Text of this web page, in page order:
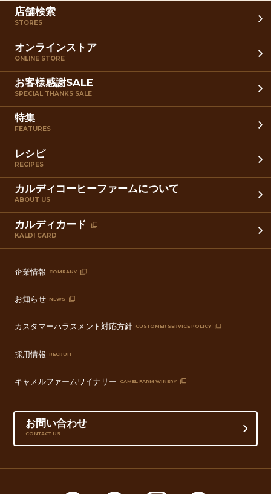
店舗検索
STORES
オンラインストア
ONLINE STORE
お客様感謝SALE
SPECIAL THANKS SALE
特集
FEATURES
レシピ
RECIPES
カルディコーヒーファームについて
ABOUT US
カルディカード
KALDI CARD
企業情報 COMPANY
お知らせ NEWS
カスタマーハラスメント対応方針 CUSTOMER SERVICE POLICY
採用情報 RECRUIT
キャメルファームワイナリー CAMEL FARM WINERY
お問い合わせ
CONTACT US